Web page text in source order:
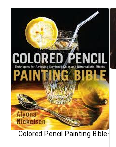
Colored Pencil Painting Bible: